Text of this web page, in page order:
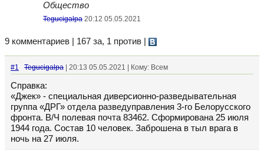
Общество
Tegucigalpa 20:12 05.05.2021
9 комментариев | 167 за, 1 против
#1 Tegucigalpa | 20:13 05.05.2021 | Кому: Всем
Справка:
«Джек» - специальная диверсионно-разведывательная
группа «ДРГ» отдела разведуправления 3-го Белорусского
фронта. В/Ч полевая почта 83462. Сформирована 25 июля
1944 года. Состав 10 человек. Заброшена в тыл врага в
ночь на 27 июля.